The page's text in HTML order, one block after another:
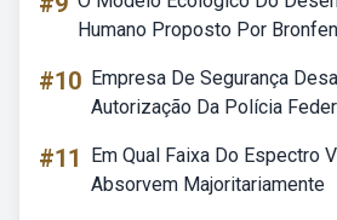
Humano Proposto Por
#10 Empresa De Segurança
Autorização Da Polícia
#11
Em Qual Faixa Do Espectro
Absorvem Majoritariamente